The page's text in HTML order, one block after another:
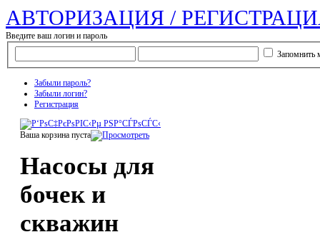
АВТОРИЗАЦИЯ /
Введите ваш логин и пароль
Запомнить
Забыли пароль?
Забыли логин?
Регистрация
Ваша корзина пуста
Насосы для
бочек и
скважин